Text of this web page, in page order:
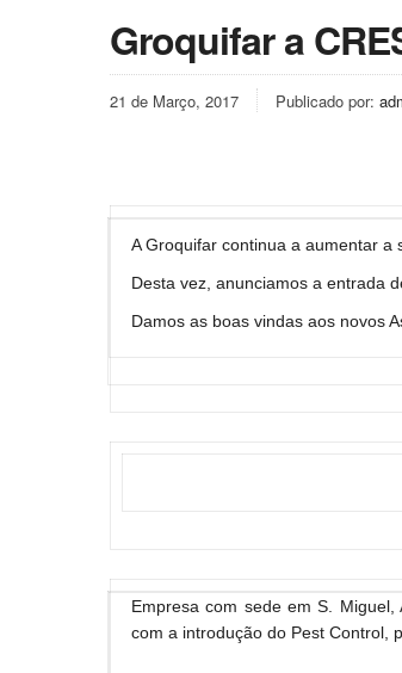
Groquifar a
21 de Março, 2017 Publicado por:
A Groquifar continua a aumentar a
Desta vez, anunciamos a entrada
Damos as boas vindas aos novos
Empresa com sede em S.
com a introdução do Pest Control,